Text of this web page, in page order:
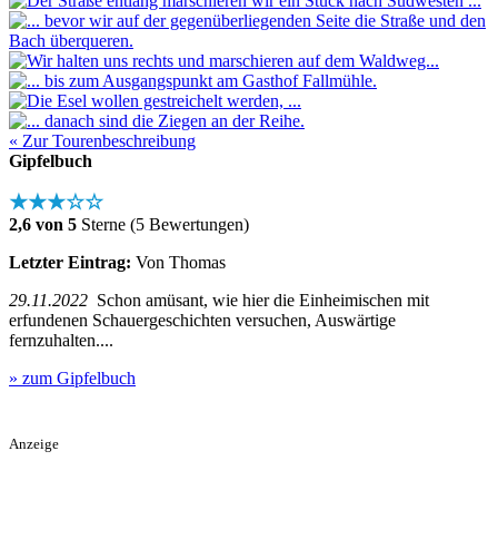
« Zur Tourenbeschreibung
Gipfelbuch
★★★☆☆
2,6 von 5 Sterne (5 Bewertungen)
Letzter Eintrag: Von Thomas
29.11.2022 Schon amüsant, wie hier die Einheimischen mit
erfundenen Schauergeschichten versuchen, Auswärtige
fernzuhalten....
» zum Gipfelbuch
Anzeige